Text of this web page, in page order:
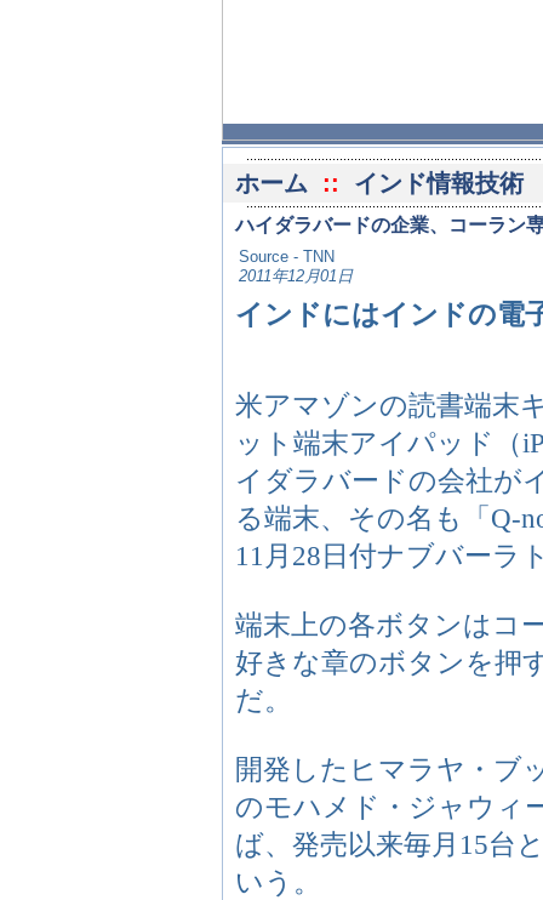
ホーム :: インド情報技術
ハイダラバードの企業、コーラン
Source - TNN
2011年12月01日
インドにはインドの電
米アマゾンの読書端末
ット端末アイパッド（
イダラバードの会社が
る端末、その名も「Q-
11月28日付ナブバーラ
端末上の各ボタンはコ
好きな章のボタンを押
だ。
開発したヒマラヤ・ブ
のモハメド・ジャウィ
ば、発売以来毎月15台
いう。